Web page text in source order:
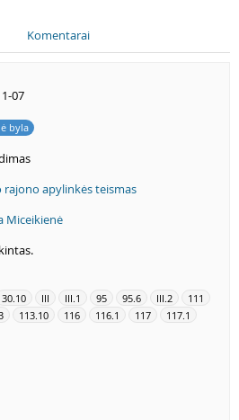
Komentarai
07
byla
rajono apylinkės teismas
Miceikienė
30.10 III III.1 95 95.6 III.2
111
113.10 116 116.1 117
117.1